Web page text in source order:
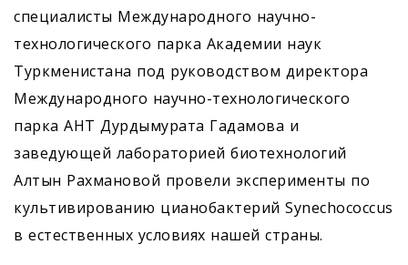
специалисты Международного научно-
технологического парка Академии наук
Туркменистана под руководством директора
Международного научно-технологического
парка АНТ Дурдымурата Гадамова и
заведующей лабораторией биотехнологий
Алтын Рахмановой провели эксперименты по
культивированию цианобактерий Synechococcus
в естественных условиях нашей страны.